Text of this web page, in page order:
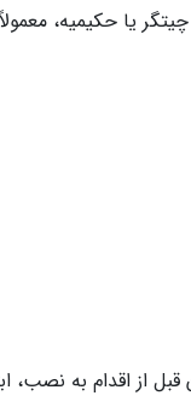
یا حکیمیه،
از اقدام به نصب،